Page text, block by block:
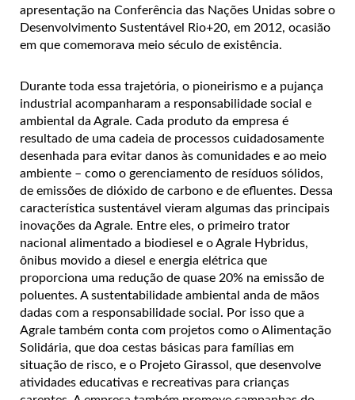
apresentação na Conferência das Nações Unidas sobre o
Desenvolvimento Sustentável Rio+20, em 2012, ocasião
em que comemorava meio século de existência.
Durante toda essa trajetória, o pioneirismo e a pujança
industrial acompanharam a responsabilidade social e
ambiental da Agrale. Cada produto da empresa é
resultado de uma cadeia de processos cuidadosamente
desenhada para evitar danos às comunidades e ao meio
ambiente – como o gerenciamento de resíduos sólidos,
de emissões de dióxido de carbono e de efluentes. Dessa
característica sustentável vieram algumas das principais
inovações da Agrale. Entre eles, o primeiro trator
nacional alimentado a biodiesel e o Agrale Hybridus,
ônibus movido a diesel e energia elétrica que
proporciona uma redução de quase 20% na emissão de
poluentes. A sustentabilidade ambiental anda de mãos
dadas com a responsabilidade social. Por isso que a
Agrale também conta com projetos como o Alimentação
Solidária, que doa cestas básicas para famílias em
situação de risco, e o Projeto Girassol, que desenvolve
atividades educativas e recreativas para crianças